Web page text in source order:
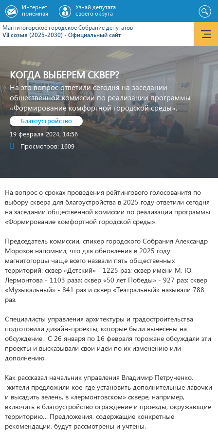
Магнитогорское городское Cобрание депутатов
VII созыв (2025-2030) - Официальный сайт
Интернет
приёмная
Узнай депутата
своего округа
КОГДА ВЫБЕРЕМ СКВЕР?
На это вопрос ответили сегодня на заседании
общественной комиссии по реализации программы
«Формирование комфортной городской среды».
Благоустройство
19 февраля 2024, 14:56
Просмотров: 1609
На вопрос о сроках проведения рейтингового голосованитя по
выбору сквера для благоустройства в 2025 году ответили сегодня
на заседании общественной комиссии по реализации программы
«Формирование комфортной городской среды».
Председатель комиссии, спикер городского Собрания Александр
Морозов напомнил, что для обновления в 2025 году
магнитогорцы чаще всего назвали пять общественных
территорий: сквер «Детский» - 1225 раз; сквер имени М. Ю.
Лермонтова - 1103 раза; сквер «50 лет Победы» - 927 раз; сквер
«Музыкальный» - 841 раз и сквер «Театральный» называли 788
раз.
Специалисты управления архитектуры и градостроительства
подготовили дизайн-проекты, которые были вынесены на
обсуждение. С 26 января по 16 февраля горожане обсуждали эти
проекты и высказывали свои идеи по их изменению или
дополнению.
Как рассказал начальник управления Владимир Петрученко,
жители предложили кое-где установить дополнительные лавочки
и высадить зелень, в «лермонтовском» сквере, например,
включить в благоустройство ограждение и проезды, окружающие
территорию… Предложения, содержащие конкретные
рекомендации, будут рассмотрены и учтены.